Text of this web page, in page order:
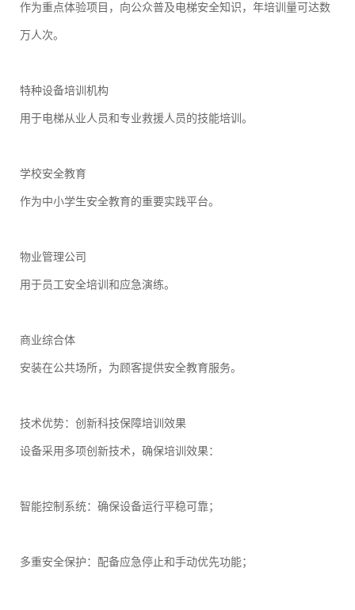
作为重点体验项目，向公众普及电梯安全知识，年培训量可达数
万人次。
特种设备培训机构
用于电梯从业人员和专业救援人员的技能培训。
学校安全教育
作为中小学生安全教育的重要实践平台。
物业管理公司
用于员工安全培训和应急演练。
商业综合体
安装在公共场所，为顾客提供安全教育服务。
技术优势：创新科技保障培训效果
设备采用多项创新技术，确保培训效果：
智能控制系统：确保设备运行平稳可靠；
多重安全保护：配备应急停止和手动优先功能；